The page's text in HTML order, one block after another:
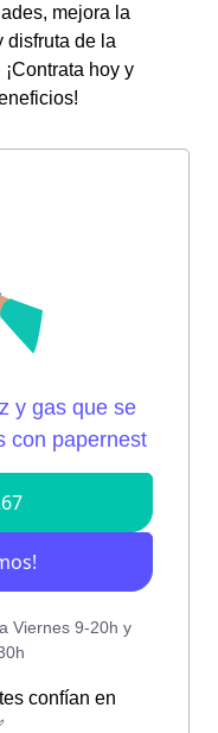
mejora la
disfruta de la
hoy y
confían en